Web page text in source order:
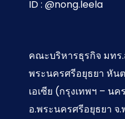
ID : @nong.leela
คณะบริหารธุรกิจ มท
พระนครศรีอยุธยา หัน
เอเซีย (กรุงเทพฯ – น
อ.พระนครศรีอยุธยา จ